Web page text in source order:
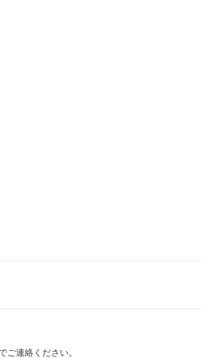
ご連絡ください。